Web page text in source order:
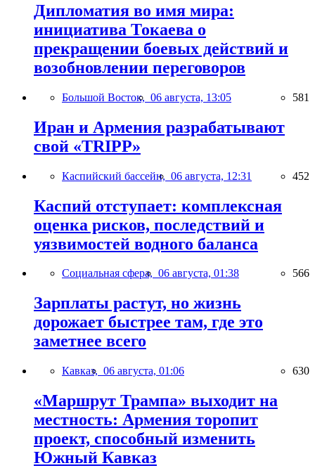
Дипломатия во имя мира:
инициатива Токаева о
прекращении боевых действий и
возобновлении переговоров
Большой Восток, 06 августа, 13:05 581
Иран и Армения разрабатывают
свой «TRIPP»
Каспийский бассейн, 06 августа, 12:31 452
Каспий отступает: комплексная
оценка рисков, последствий и
уязвимостей водного баланса
Социальная сфера, 06 августа, 01:38 566
Зарплаты растут, но жизнь
дорожает быстрее там, где это
заметнее всего
Кавказ, 06 августа, 01:06 630
«Маршрут Трампа» выходит на
местность: Армения торопит
проект, способный изменить
Южный Кавказ